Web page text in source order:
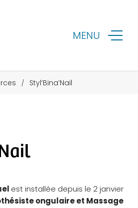
MENU
/ Styl’Bina’Nail
est installée depuis le 2 janvier
ongulaire et Massage